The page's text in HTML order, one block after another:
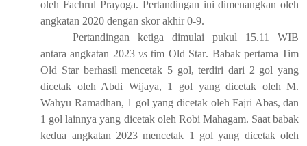
oleh Fachrul Prayoga. Pertandingan ini dimenangkan oleh
angkatan 2020 dengan skor akhir 0-9.
Pertandingan ketiga dimulai pukul 15.11 WIB
antara angkatan 2023vs tim Old Star. Babak pertamaTim
Old Star berhasil mencetak 5 gol, terdiri dari 2 gol yang
dicetak oleh Abdi Wijaya, 1 gol yang dicetak oleh M.
Wahyu Ramadhan, 1 gol yang dicetak oleh Fajri Abas, dan
1 gol lainnya yang dicetak oleh Robi Mahagam. Saat babak
kedua angkatan 2023 mencetak 1 gol yang dicetak oleh